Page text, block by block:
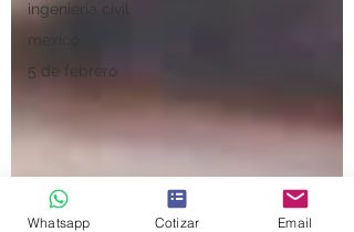
ingenieria civil
mexico
5 de febrero
Whatsapp Cotizar Email